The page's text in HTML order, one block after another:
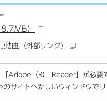
）
動画 （外部リンク）
「Adobe（R） Reader」が必
サイトへ新しいウィンドウで